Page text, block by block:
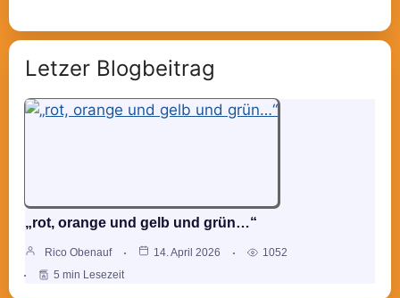
Letzer Blogbeitrag
„rot, orange und gelb und grün…“
Rico Obenauf 14. April 2026
1052
5 min Lesezeit